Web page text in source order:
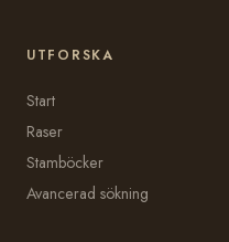
UTFORSKA
Start
Raser
Stamböcker
Avancerad sökning